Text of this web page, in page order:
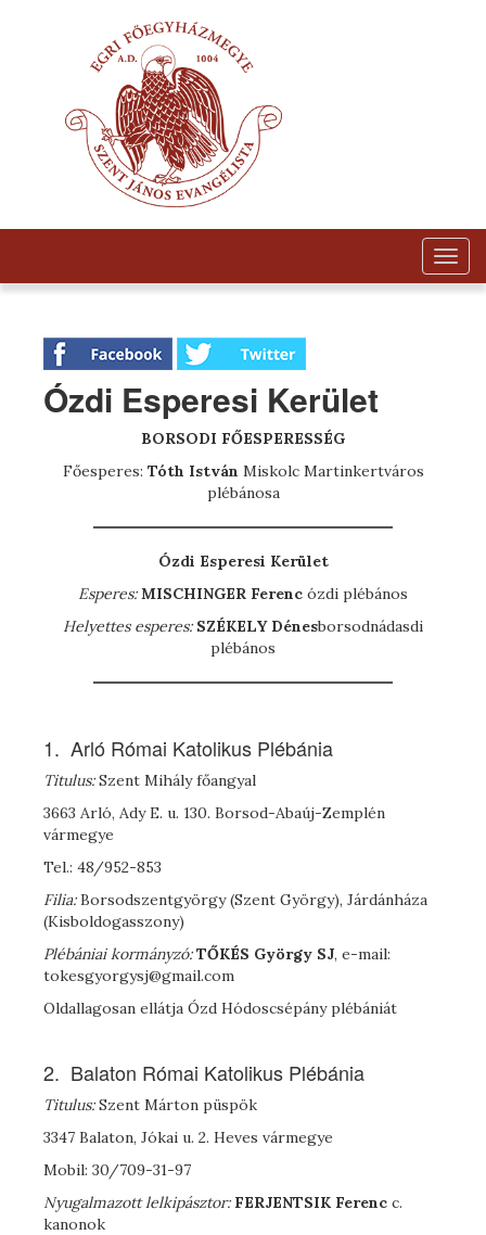
Ózdi Esperesi Kerület
BORSODI FŐESPERESSÉG
Főesperes: Tóth István Miskolc Martinkertváros
plébánosa
Ózdi Esperesi Kerület
Esperes: MISCHINGER Ferenc ózdi plébános
Helyettes esperes: SZÉKELY Dénesborsodnádasdi
plébános
1. Arló Római Katolikus Plébánia
Titulus:Szent Mihály főangyal
3663 Arló, Ady E. u. 130. Borsod-Abaúj-Zemplén
vármegye
Tel.: 48/952-853
Filia:Borsodszentgyörgy (Szent György), Járdánháza
(Kisboldogasszony)
Plébániai kormányzó:TŐKÉS György SJ, e-mail:
tokesgyorgysj@gmail.com
Oldallagosan ellátja Ózd Hódoscsépány plébániát
2. Balaton Római Katolikus Plébánia
Titulus:Szent Márton püspök
3347 Balaton, Jókai u. 2. Heves vármegye
Mobil: 30/709-31-97
Nyugalmazott lelkipásztor: FERJENTSIK Ferenc c.
kanonok